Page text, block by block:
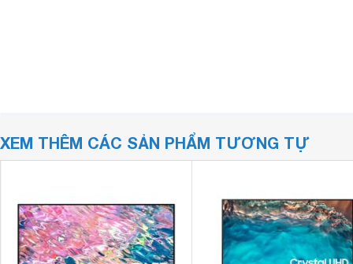
XEM THÊM CÁC SẢN PHẨM TƯƠNG TỰ